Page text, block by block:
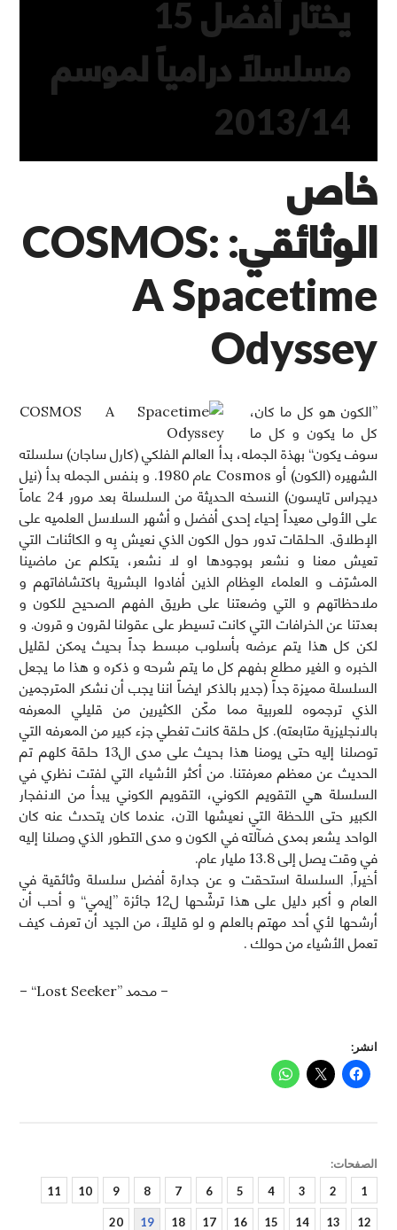
يختار أفضل 15
مسلسلاً درامياً لموسم
2013/14
خاص
الوثائقي: COSMOS:
A Spacetime
Odyssey
”الكون هو كل ما كان،
كل ما يكون و كل ما
سوف يكون“ بهذة الجمله، بدأ العالم الفلكي (كارل ساجان) سلسلته
الشهيره (الكون) أو Cosmos عام 1980. و بنفس الجمله بدأ (نيل
ديجراس تايسون) النسخه الحديثة من السلسلة بعد مرور 24 عاماً
على الأولى معيداً إحياء إحدى أفضل و أشهر السلاسل العلميه على
الإطلاق. الحلقات تدور حول الكون الذي نعيش بِه و الكائنات التي
تعيش معنا و نشعر بوجودها او لا نشعر، يتكلم عن ماضينا
المشرّف و العلماء العِظام الذين أفادوا البشرية باكتشافاتهم و
ملاحظاتهم و التي وضعتنا على طريق الفهم الصحيح للكون و
بعدتنا عن الخرافات التي كانت تسيطر على عقولنا لقرون و قرون. و
لكن كل هذا يتم عرضه بأسلوب مبسط جداً بحيث يمكن لقليل
الخبره و الغير مطلع بفهم كل ما يتم شرحه و ذكره و هذا ما يجعل
السلسلة مميزة جداً (جدير بالذكر ايضاً اننا يجب أن نشكر المترجمين
الذي ترجموه للعربية مما مكّن الكثيرين من قليلي المعرفه
بالانجليزية متابعته). كل حلقة كانت تغطي جزء كبير من المعرفه التي
توصلنا إليه حتى يومنا هذا بحيث على مدى ال13 حلقة كلهم تم
الحديث عن معظم معرفتنا. من أكثر الأشياء التي لفتت نظري في
السلسلة هي التقويم الكوني، التقويم الكوني يبدأ من الانفجار
الكبير حتى اللحظة التي نعيشها الآن، عندما كان يتحدث عنه كان
الواحد يشعر بمدى ضآلته في الكون و مدى التطور الذي وصلنا إليه
في وقت يصل إلى 13.8 مليار عام.
أخيراً, السلسلة استحقت و عن جدارة أفضل سلسلة وثائقية في
العام و أكبر دليل على هذا ترشّحها ل12 جائزة ”إيمي“ و أحب أن
أرشحها لأي أحد مهتم بالعلم و لو قليلاً، من الجيد أن تعرف كيف
تعمل الأشياء من حولك .
– محمد ”Lost Seeker“ –
انشر:
الصفحات:
صفحة1
,
صفحة
2
,
صفحة
3
,
صفحة
4
,
صفحة
5
,
صفحة
6
,
صفحة
7
,
صفحة
8
,
صفحة
9
,
صفحة
10
,
صفحة
11
صفحة
12
,
صفحة
13
,
صفحة
14
,
صفحة
15
,
صفحة
16
,
صفحة
17
,
صفحة
18
,
صفحة
19
,
صفحة
20